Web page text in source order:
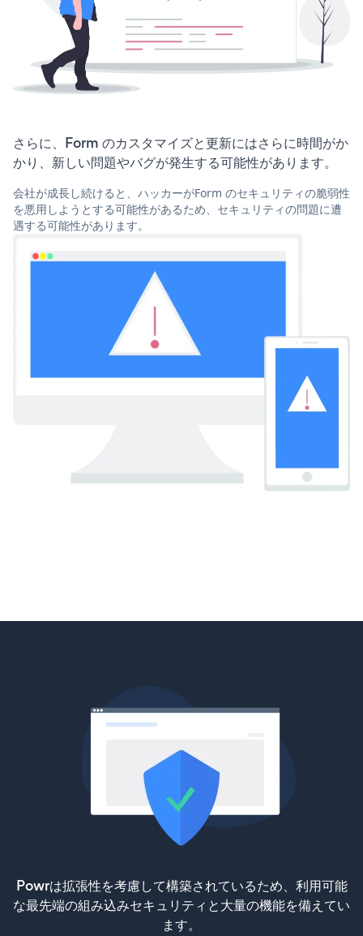
さらに、Form のカスタマイズと更新にはさらに時間がか
かり、新しい問題やバグが発生する可能性があります。
会社が成長し続けると、ハッカーがForm のセキュリティの脆弱性
を悪用しようとする可能性があるため、セキュリティの問題に遭
遇する可能性があります。
Powrは拡張性を考慮して構築されているため、利用可能
な最先端の組み込みセキュリティと大量の機能を備えてい
ます。